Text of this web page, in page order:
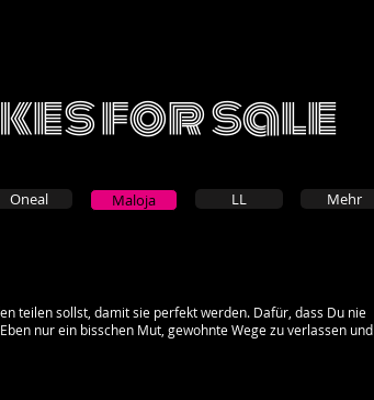
for sale
Oneal Maloja LL Mehr
teilen sollst, damit sie perfekt werden. Dafür, dass Du nie
nur ein bisschen Mut, gewohnte Wege zu verlassen und